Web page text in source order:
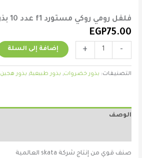
فلفل رومي روكي مستورد f1 عدد 10 بذرة
EGP75.00
-
+ إضافة إلى السلة
التصنيفات: بذور خضروات, بذور طبيعية, بذور هجين f1
الوصف
صنف قوي من إنتاج شركة skata العالمية